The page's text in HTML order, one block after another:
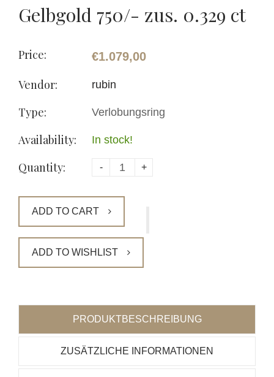
Gelbgold 750/- zus. 0.329 ct
Price: €1.079,00
Vendor: rubin
Type: Verlobungsring
Availability: In stock!
Quantity: - +
ADD TO CART
ADD TO WISHLIST
PRODUKTBESCHREIBUNG
ZUSÄTZLICHE INFORMATIONEN